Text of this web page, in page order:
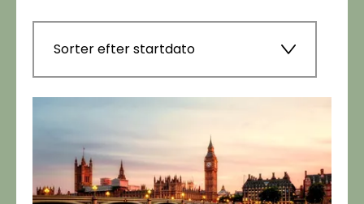
Sorter efter startdato